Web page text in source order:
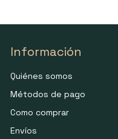
Información
Quiénes somos
Métodos de pago
Como comprar
Envíos